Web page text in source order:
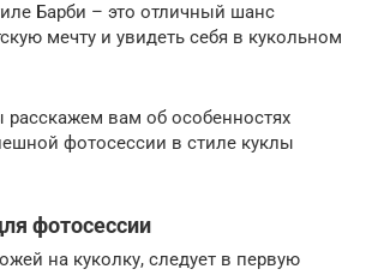
Барби – это отличный шанс
мечту и увидеть себя в кукольном
расскажем вам об особенностях
фотосессии в стиле куклы
фотосессии
на куколку, следует в первую